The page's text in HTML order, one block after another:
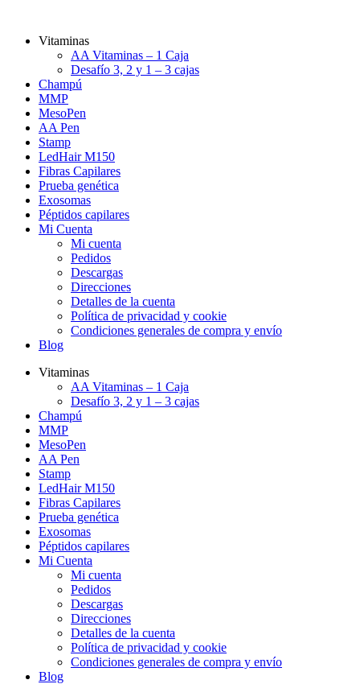
Vitaminas
AA Vitaminas – 1 Caja
Desafío 3, 2 y 1 – 3 cajas
Champú
MMP
MesoPen
AA Pen
Stamp
LedHair M150
Fibras Capilares
Prueba genética
Exosomas
Péptidos capilares
Mi Cuenta
Mi cuenta
Pedidos
Descargas
Direcciones
Detalles de la cuenta
Política de privacidad y cookie
Condiciones generales de compra y envío
Blog
Vitaminas
AA Vitaminas – 1 Caja
Desafío 3, 2 y 1 – 3 cajas
Champú
MMP
MesoPen
AA Pen
Stamp
LedHair M150
Fibras Capilares
Prueba genética
Exosomas
Péptidos capilares
Mi Cuenta
Mi cuenta
Pedidos
Descargas
Direcciones
Detalles de la cuenta
Política de privacidad y cookie
Condiciones generales de compra y envío
Blog